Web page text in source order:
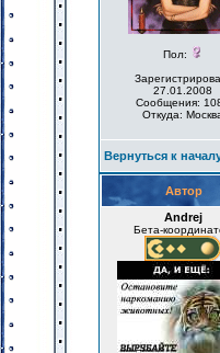
Пол:
27.01.2008
Сообщения:
Откуда:
Вернуться к
Автор
Andrej
Бета-